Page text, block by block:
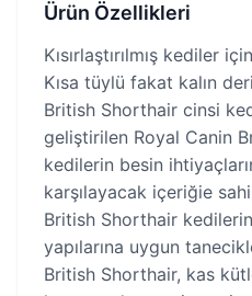
Ürün Özellikleri
Kısırlaştırılmış kediler
Kısa tüylü fakat kalın
British Shorthair cinsi
geliştirilen Royal Canin
kedilerin besin
karşılayacak içeriğie
British Shorthair
yapılarına uygun
British Shorthair, kas